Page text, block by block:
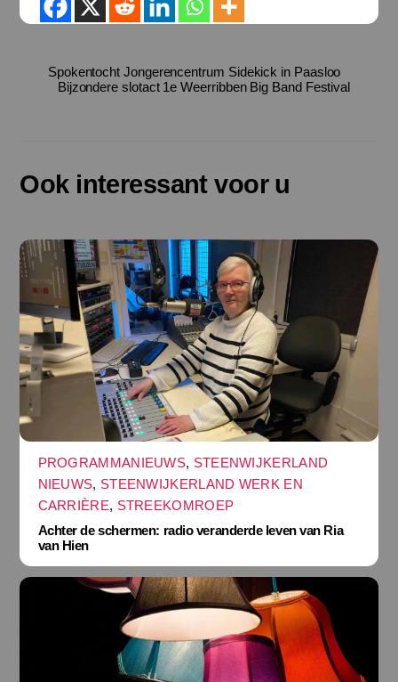
Spokentocht Jongerencentrum Sidekick in Paasloo
Bijzondere slotact 1e Weerribben Big Band Festival
Ook interessant voor u
PROGRAMMANIEUWS, STEENWIJKERLAND
NIEUWS, STEENWIJKERLAND WERK EN
CARRIÈRE, STREEKOMROEP
Achter de schermen: radio veranderde leven van Ria
van Hien